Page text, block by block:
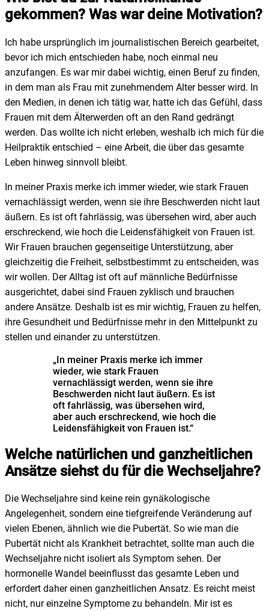
gekommen? Was war deine Motivation?
Ich habe ursprünglich im journalistischen Bereich gearbeitet,
bevor ich mich entschieden habe, noch einmal neu
anzufangen. Es war mir dabei wichtig, einen Beruf zu finden,
in dem man als Frau mit zunehmendem Alter besser wird. In
den Medien, in denen ich tätig war, hatte ich das Gefühl, dass
Frauen mit dem Älterwerden oft an den Rand gedrängt
werden. Das wollte ich nicht erleben, weshalb ich mich für die
Heilpraktik entschied – eine Arbeit, die über das gesamte
Leben hinweg sinnvoll bleibt.
In meiner Praxis merke ich immer wieder, wie stark Frauen
vernachlässigt werden, wenn sie ihre Beschwerden nicht laut
äußern. Es ist oft fahrlässig, was übersehen wird, aber auch
erschreckend, wie hoch die Leidensfähigkeit von Frauen ist.
Wir Frauen brauchen gegenseitige Unterstützung, aber
gleichzeitig die Freiheit, selbstbestimmt zu entscheiden, was
wir wollen. Der Alltag ist oft auf männliche Bedürfnisse
ausgerichtet, dabei sind Frauen zyklisch und brauchen
andere Ansätze. Deshalb ist es mir wichtig, Frauen zu helfen,
ihre Gesundheit und Bedürfnisse mehr in den Mittelpunkt zu
stellen und einander zu unterstützen.
„In meiner Praxis merke ich immer
wieder, wie stark Frauen
vernachlässigt werden, wenn sie ihre
Beschwerden nicht laut äußern. Es ist
oft fahrlässig, was übersehen wird,
aber auch erschreckend, wie hoch die
Leidensfähigkeit von Frauen ist.“
Welche natürlichen und ganzheitlichen
Ansätze siehst du für die Wechseljahre?
Die Wechseljahre sind keine rein gynäkologische
Angelegenheit, sondern eine tiefgreifende Veränderung auf
vielen Ebenen, ähnlich wie die Pubertät. So wie man die
Pubertät nicht als Krankheit betrachtet, sollte man auch die
Wechseljahre nicht isoliert als Symptom sehen. Der
hormonelle Wandel beeinflusst das gesamte Leben und
erfordert daher einen ganzheitlichen Ansatz. Es reicht meist
nicht, nur einzelne Symptome zu behandeln. Mir ist es